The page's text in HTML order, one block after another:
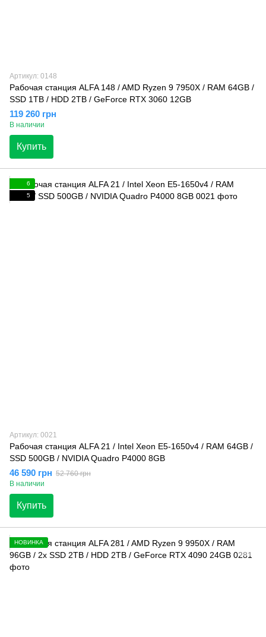
Артикул: 0148
Рабочая станция ALFA 148 / AMD Ryzen 9 7950X / RAM 64GB /
SSD 1TB / HDD 2TB / GeForce RTX 3060 12GB
119 260 грн
В наличии
Купить
6
5
Артикул: 0021
Рабочая станция ALFA 21 / Intel Xeon E5-1650v4 / RAM 64GB /
SSD 500GB / NVIDIA Quadro P4000 8GB
46 590 грн 52 760 грн
В наличии
Купить
НОВИНКА